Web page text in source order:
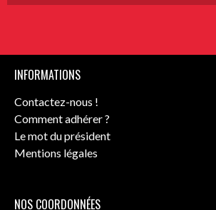
INFORMATIONS
Contactez-nous !
Comment adhérer ?
Le mot du président
Mentions légales
NOS COORDONNÉES